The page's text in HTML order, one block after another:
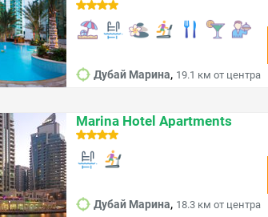
Дубай Марина, 19.1 км от центра
Marina Hotel Apartments
Дубай Марина, 18.3 км от центра